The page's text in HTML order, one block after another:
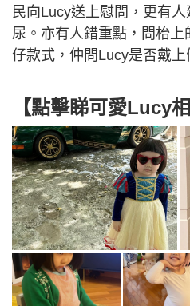
民向Lucy送上慰問，更有
尿。亦有人錯重點，問枱
仔款式，仲問Lucy是否戴上
【點擊睇可愛Lucy